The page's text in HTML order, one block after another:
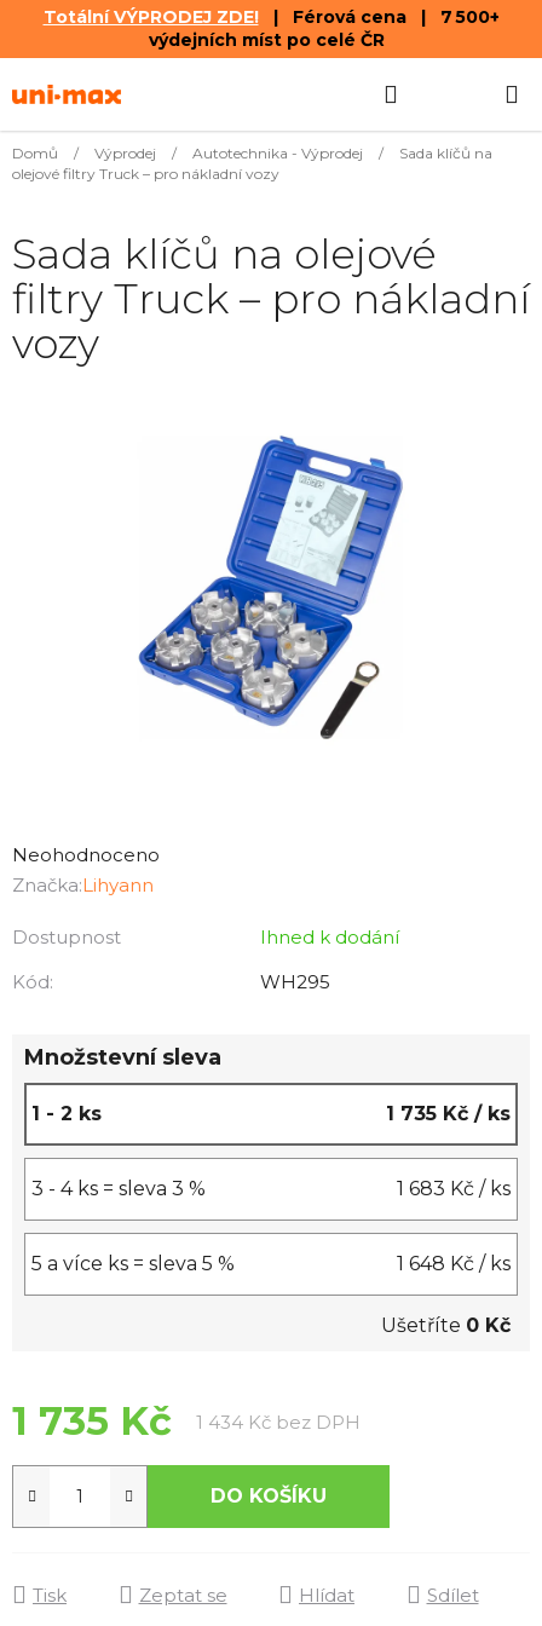
Totální VÝPRODEJ ZDE!| Férová cena | 7 500+
výdejních míst po celé ČR
na
KOŠÍK
Domů / Výprodej / Autotechnika - Výprodej /
Sada klíčů na
olejové filtry Truck – pro nákladní vozy
hodnocení
produktu
0,0
z
Neohodnoceno
Značka:Lihyann
Dostupnost
Ihned k dodání
Kód:
WH295
Množstevní sleva
1 - 2 ks 1 735 Kč / ks
3 - 4 ks = sleva 3 % 1 683 Kč / ks
5 a více ks = sleva 5 % 1 648 Kč / ks
Ušetříte 0 Kč
1 735 Kč 1 434 Kč bez DPH
DO KOŠÍKU
Tisk Zeptat se Hlídat Sdílet
Sada klíčů na olejové
filtry Truck – pro nákladní
vozy